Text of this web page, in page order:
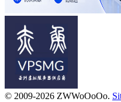
© 2009-2026 ZWWoOoOo.